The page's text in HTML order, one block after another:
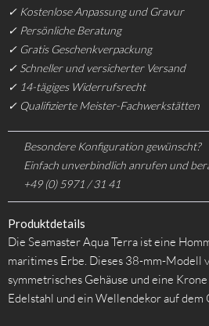
✓ Kostenlose Anpassung und Gravur
✓ Persönliche Beratung
✓ Gratis Geschenkverpackung
✓ Schneller und versicherter Versand
✓ 14-tägiges Widerrufsrecht
✓ Qualifizierte Meister-Fachwerkstätten
Besondere Konfiguration gewünscht?
Einfach unverbindlich anrufen und
+49 (0) 5971 / 31 41
Produktdetails
Die Seamaster Aqua Terra ist eine
maritimes Erbe. Dieses 38-mm-Modell
symmetrisches Gehäuse und eine
Edelstahl und ein Wellendekor auf dem